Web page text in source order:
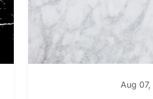
Aug